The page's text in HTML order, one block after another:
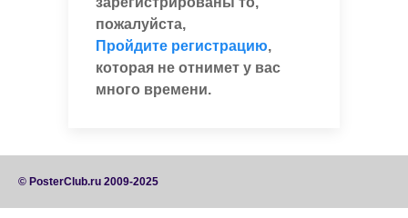
пожалуйста,
Пройдите регистрацию,
которая не отнимет у вас
много времени.
© PosterClub.ru 2009-2025